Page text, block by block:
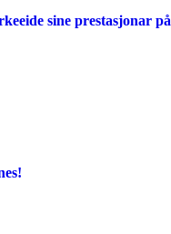
sine prestasjonar på